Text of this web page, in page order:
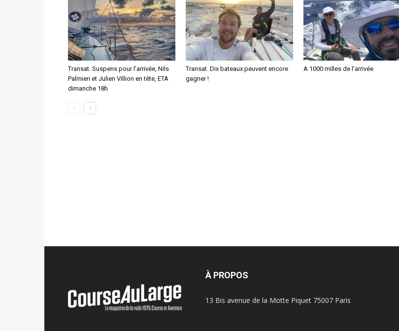
Transat. Suspens pour l’arrivée, Nils
Palmieri et Julien Villion en tête, ETA
dimanche 18h
Transat. Dix bateaux peuvent encore
gagner !
A 1000 milles de l’arrivée
À PROPOS
13 Bis avenue de la Motte Piquet 75007 Paris